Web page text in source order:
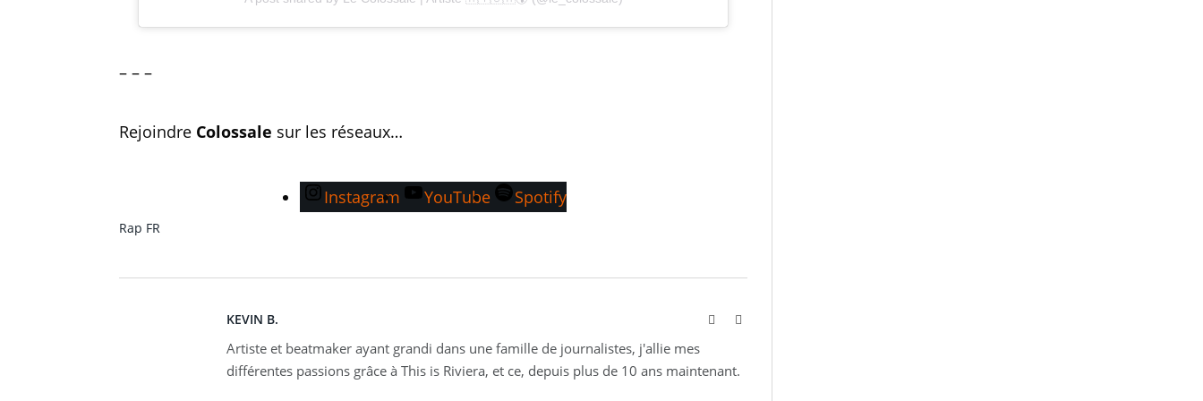
– – –
Rejoindre Colossale sur les réseaux…
Instagram YouTube Spotify
Rap FR
KEVIN B. Website
Artiste et beatmaker ayant grandi dans une famille de journalistes, j'allie mes
différentes passions grâce à This is Riviera, et ce, depuis plus de 10 ans maintenant.